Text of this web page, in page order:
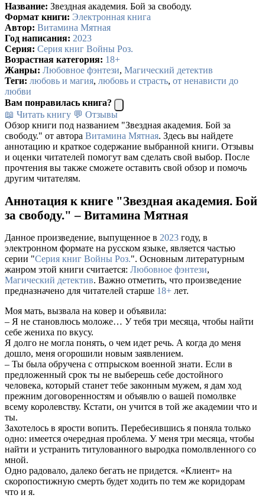
Название: Звездная академия. Бой за свободу.
Формат книги: Электронная книга
Автор: Витамина Мятная
Год написания: 2023
Серия: Серия книг Войны Роз.
Возрастная категория: 18+
Жанры: Любовное фэнтези, Магический детектив
Теги: любовь и магия, любовь и страсть, от ненависти до
любви
Вам понравилась книга?
📖 Читать книгу 💬 Отзывы
Обзор книги под названием "Звездная академия. Бой за
свободу." от автора Витамина Мятная. Здесь вы найдете
аннотацию и краткое содержание выбранной книги. Отзывы
и оценки читателей помогут вам сделать свой выбор. После
прочтения вы также сможете оставить свой обзор и помочь
другим читателям.
Аннотация к книге "Звездная академия. Бой
за свободу." – Витамина Мятная
Данное произведение, выпущенное в 2023 году, в
электронном формате на русском языке, является частью
серии "Серия книг Войны Роз.". Основным литературным
жанром этой книги считается: Любовное фэнтези,
Магический детектив. Важно отметить, что произведение
предназначено для читателей старше 18+ лет.
Моя мать, вызвала на ковер и объявила:
– Я не становлюсь моложе… У тебя три месяца, чтобы найти
себе жениха по вкусу.
Я долго не могла понять, о чем идет речь. А когда до меня
дошло, меня огорошили новым заявлением.
– Ты была обручена с отпрыском военной знати. Если в
предложенный срок ты не выберешь себе достойного
человека, который станет тебе законным мужем, я дам ход
прежним договоренностям и объявлю о вашей помолвке
всему королевству. Кстати, он учится в той же академии что и
ты.
Захотелось в ярости вопить. Перебесившись я поняла только
одно: имеется очередная проблема. У меня три месяца, чтобы
найти и устранить титулованного выродка помолвленного со
мной.
Одно радовало, далеко бегать не придется. «Клиент» на
скоропостижную смерть будет ходить по тем же коридорам
что и я.